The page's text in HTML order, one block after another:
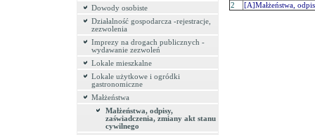
Dowody osobiste
Działalność gospodarcza -rejestracje,
zezwolenia
Imprezy na drogach publicznych -
wydawanie zezwoleń
Lokale mieszkalne
Lokale użytkowe i ogródki
gastronomiczne
Małżeństwa
Małżeństwa, odpisy,
zaświadczenia, zmiany akt stanu
cywilnego
2
[A]Małżeństwa,